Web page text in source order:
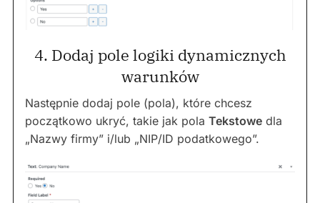
4. Dodaj pole logiki dynamicznych
warunków
Następnie dodaj pole (pola), które chcesz
początkowo ukryć, takie jak pola Tekstowe dla
„Nazwy firmy” i/lub „NIP/ID podatkowego”.